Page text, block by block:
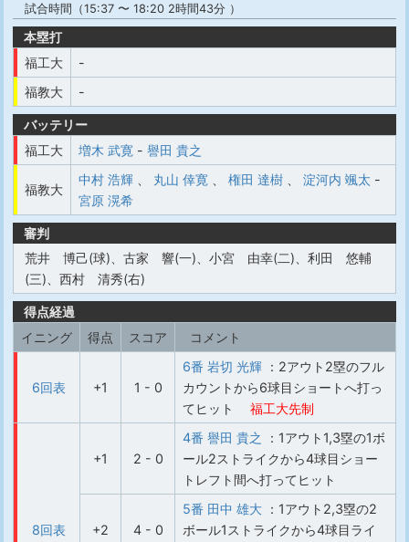
試合時間（15:37 〜 18:20 2時間43分 ）
本塁打
福工大
-
福教大
-
バッテリー
福工大
増木 武寛 - 譽田 貴之
福教大
中村 浩輝 丸山 倖寛 権田 達樹 淀河内 颯太 -
宮原 滉希
審判
荒井 博己(球)、古家 響(一)、小宮 由幸(二)、利田 悠輔
(三)、西村 清秀(右)
得点経過
イニング
得点 スコア コメント
6回表 +1 1 - 0
6番 岩切 光輝 ：2アウト2塁のフル
カウントから6球目ショートへ打っ
てヒット
福工大先制
8回表
+1 2 - 0
4番 譽田 貴之
：1アウト1,3塁の1ボ
ール2ストライクから4球目ショー
トレフト間へ打ってヒット
+2 4 - 0
5番 田中 雄大 ：1アウト2,3塁の2
ボール1ストライクから4球目ライ